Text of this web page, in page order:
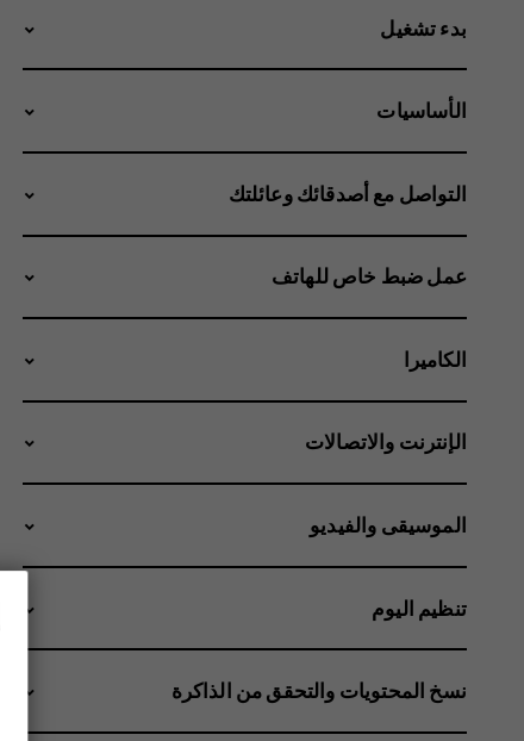
بدء تشغيل
الأساسيات
التواصل مع أصدقائك وعائلتك
عمل ضبط خاص للهاتف
الكاميرا
الإنترنت والاتصالات
الموسيقى والفيديو
تنظيم اليوم
نسخ المحتويات والتحقق من الذاكرة